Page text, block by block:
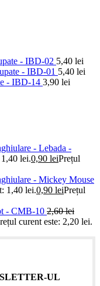
- IBD-02 5,40 lei
- IBD-01 5,40 lei
- IBD-14 3,90 lei
- Lebada -
lei.0,90 leiPrețul
- Mickey Mouse
1,40 lei.0,90 leiPrețul
- CMB-10 2,60lei
curent este: 2,20 lei.
UL